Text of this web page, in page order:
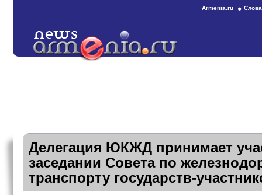
Armenia.ru
Делегация ЮКЖД принимает
заседании Совета по
транспорту государств-